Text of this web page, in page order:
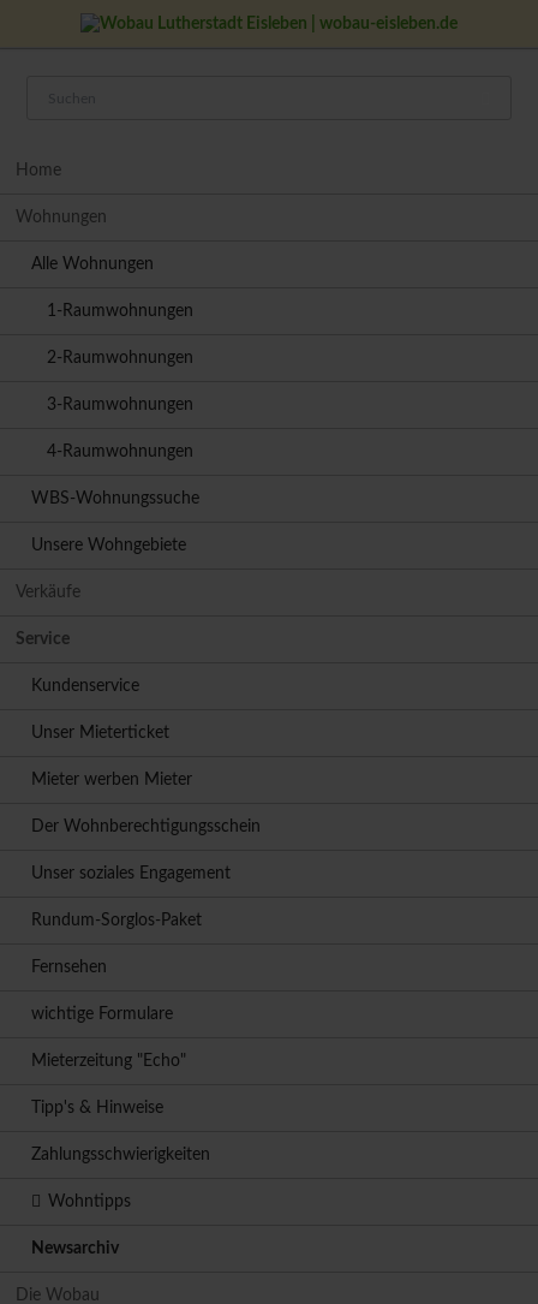
Home
Wohnungen
Alle Wohnungen
1-Raumwohnungen
2-Raumwohnungen
3-Raumwohnungen
4-Raumwohnungen
WBS-Wohnungssuche
Unsere Wohngebiete
Verkäufe
Service
Kundenservice
Unser Mieterticket
Mieter werben Mieter
Der Wohnberechtigungsschein
Unser soziales Engagement
Rundum-Sorglos-Paket
Fernsehen
wichtige Formulare
Mieterzeitung "Echo"
Tipp's & Hinweise
Zahlungsschwierigkeiten
Wohntipps
Newsarchiv
Die Wobau